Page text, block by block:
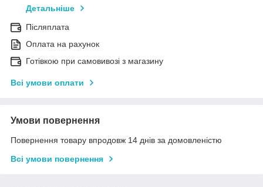
Детальніше
Післяплата
Оплата на рахунок
Готівкою при самовивозі з магазину
Всі умови оплати
Умови повернення
Повернення товару впродовж 14 днів за домовленістю
Всі умови повернення